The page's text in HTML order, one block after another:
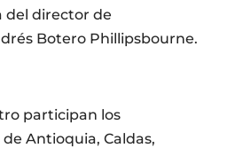
del director de
Botero Phillipsbourne.
participan los
Antioquia, Caldas,